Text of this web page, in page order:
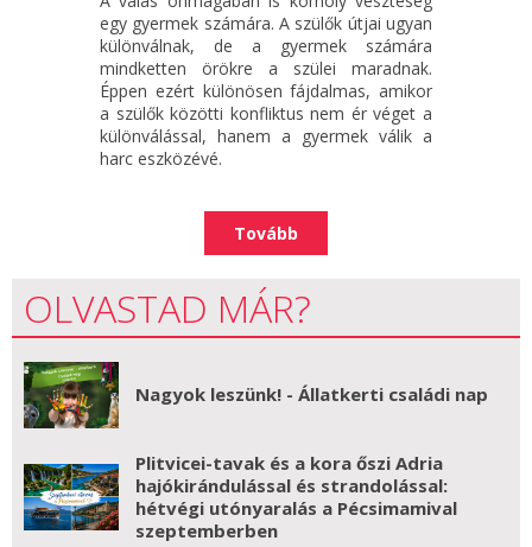
egy gyermek számára. A szülők útjai ugyan
különválnak, de a gyermek számára
mindketten örökre a szülei maradnak.
Éppen ezért különösen fájdalmas, amikor
a szülők közötti konfliktus nem ér véget a
különválással, hanem a gyermek válik a
harc eszközévé.
Tovább
OLVASTAD MÁR?
Nagyok leszünk! - Állatkerti családi nap
Plitvicei-tavak és a kora őszi Adria
hajókirándulással és strandolással:
hétvégi utónyaralás a Pécsimamival
szeptemberben